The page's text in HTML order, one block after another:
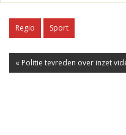
Regio Sport
« Politie tevreden over inzet